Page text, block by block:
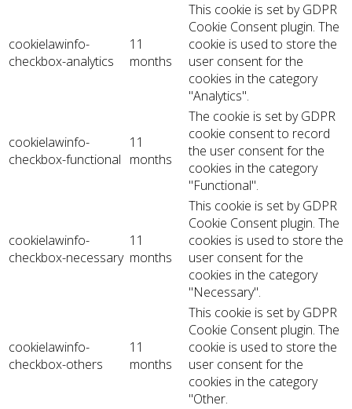
cookielawinfo-
checkbox-analytics
11
months
This cookie is set by GDPR
Cookie Consent plugin. The
cookie is used to store the
user consent for the
cookies in the category
"Analytics".
cookielawinfo-
checkbox-functional
11
months
The cookie is set by GDPR
cookie consent to record
the user consent for the
cookies in the category
"Functional".
cookielawinfo-
checkbox-necessary
11
months
This cookie is set by GDPR
Cookie Consent plugin. The
cookies is used to store the
user consent for the
cookies in the category
"Necessary".
cookielawinfo-
checkbox-others
11
months
This cookie is set by GDPR
Cookie Consent plugin. The
cookie is used to store the
user consent for the
cookies in the category
"Other.